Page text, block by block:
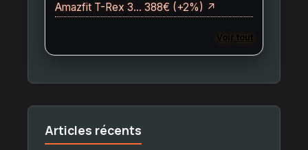
Amazfit T-Rex 3… 388€ (+2%) ↗
Voir tout
Articles récents